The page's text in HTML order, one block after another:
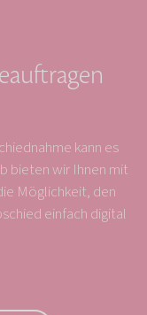
kann es
bieten wir Ihnen mit
Möglichkeit, den
einfach digital